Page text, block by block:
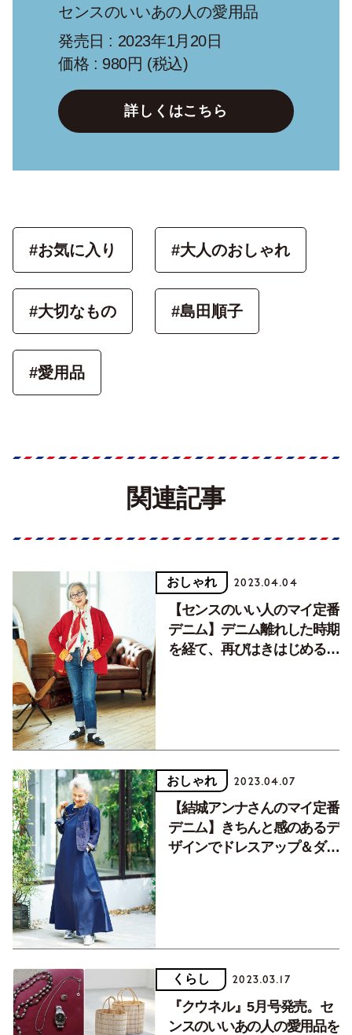
センスのいいあの人の愛用品
発売日 : 2023年1月20日
価格 : 980円 (税込)
詳しくはこちら
#お気に入り #大人のおしゃれ
#大切なもの #島田順子
#愛用品
関連記事
おしゃれ 2023.04.04
【センスのいい人のマイ定番
デニム】デニム離れした時期
を経て、再びはきはじめる一
おしゃれ 2023.04.07
【結城アンナさんのマイ定番
デニム】きちんと感のあるデ
ザインでドレスアップ＆ダウ
くらし 2023.03.17
『クウネル』5月号発売。セ
ンスのいいあの人の愛用品を